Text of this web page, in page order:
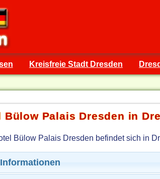
Kreisfreie Stadt Dresden
Bülow Palais Dresden in
Bülow Palais Dresden befindet sich in